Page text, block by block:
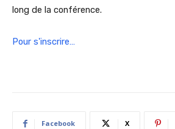
long de la conférence.
Pour s'inscrire…
Facebook X